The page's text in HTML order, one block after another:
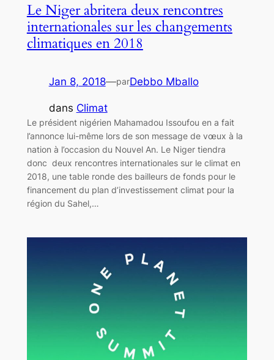
Le Niger abritera deux rencontres
internationales sur les changements
climatiques en 2018
Jan 8, 2018—parDebbo Mballo
dans Climat
Le président nigérien Mahamadou Issoufou en a fait
l’annonce lui-même lors de son message de vœux à la
nation à l’occasion du Nouvel An. Le Niger tiendra
donc deux rencontres internationales sur le climat en
2018, une table ronde des bailleurs de fonds pour le
financement du plan d’investissement climat pour la
région du Sahel,…